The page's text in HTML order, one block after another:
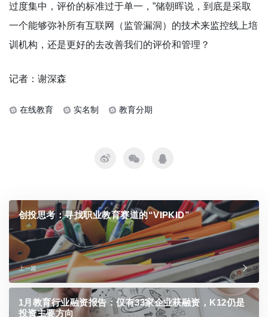
过度集中，评价的标准过于单一，”储朝晖说，到底是采取
一个能够弥补所有互联网（监管漏洞）的技术来监控线上培
训机构，还是更好的去改善我们的评价和管理？
记者：谢深森
在线教育 实名制 教育分期
创投思考：寻找职业教育赛道的“VIPKID”
上一篇
1月教育行业融资报告：仅有33家企业获融资，K12仍是
投资主要方向